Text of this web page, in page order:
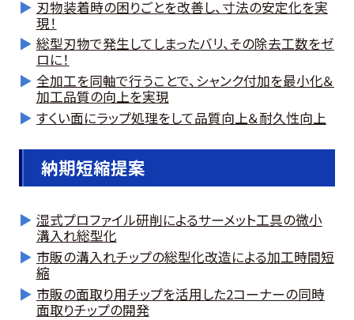
刃物装着時の困りごとを改善し、寸法の安定化を実
現！
総型刃物で発生してしまったバリ、その除去工数をゼ
ロに！
全加工を同軸で行うことで、シャンク付加を最小化＆
加工品質の向上を実現
すくい面にラップ処理をして品質向上＆耐久性向上
納期短縮提案
湿式プロファイル研削によるサーメット工具の微小
溝入れ総型化
市販の溝入れチップの総型化改造による加工時間短
縮
市販の面取り用チップを活用した2コーナーの同時
面取りチップの開発